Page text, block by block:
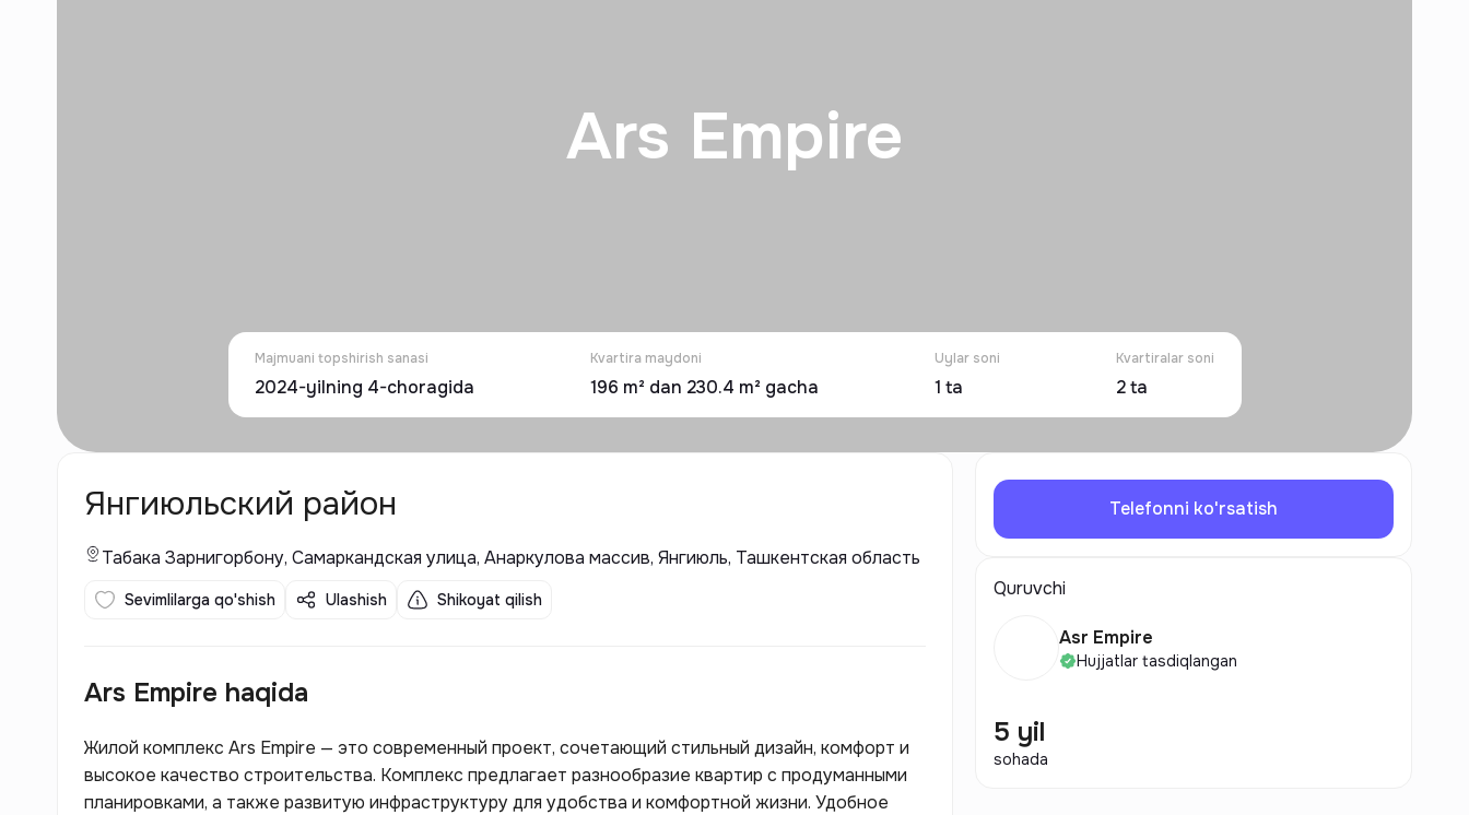
Ars Empire
Majmuani topshirish sanasi
2024-yilning 4-choragida
Kvartira maydoni
196 m² dan 230.4 m² gacha
Uylar soni
1 ta
Kvartiralar soni
2 ta
Янгиюльский район
Табака Зарнигорбону, Самаркандская улица, Анаркулова массив, Янгиюль, Ташкентская область
Sevimlilarga qo'shish Ulashish Shikoyat qilish
Ars Empire haqida
Жилой комплекс Ars Empire — это современный проект, сочетающий стильный дизайн, комфорт и
высокое качество строительства. Комплекс предлагает разнообразие квартир с продуманными
планировками, а также развитую инфраструктуру для удобства и комфортной жизни. Удобное
Telefonni ko'rsatish
Quruvchi
Asr Empire
Hujjatlar tasdiqlangan
5 yil
sohada